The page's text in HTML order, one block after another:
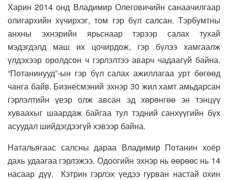
Харин 2014 онд Владимир Олеговичийн санаачилгаар
олигархийн хүчирхэг, том гэр бүл салсан. Тэрбумтны
анхны эхнэрийн ярьснаар тэрээр салах тухай
мэдэгдэлд маш их цочирдож, гэр бүлээ хамгаалж
үлдэхээр оролдсон ч гэрлэлтээ аварч чадаагүй байна.
“Потанинууд”-ын гэр бүл салах ажиллагаа урт бөгөөд
чанга байв. Бизнесмэний эхнэр 30 жил хамт амьдарсан
гэрлэлтийн үеэр олж авсан эд хөрөнгөө эн тэнцүү
хуваахыг шаардаж байгаа тул тэдний санхүүгийн бүх
асуудал шийдэгдээгүй хэвээр байна.
Натальягаас салсны дараа Владимир Потанин хоёр
дахь удаагаа гэрлэжээ. Одоогийн эхнэр нь өөрөөс нь 14
насаар дүү. Кэтрин гэрлэх үедээ гурван настай охин